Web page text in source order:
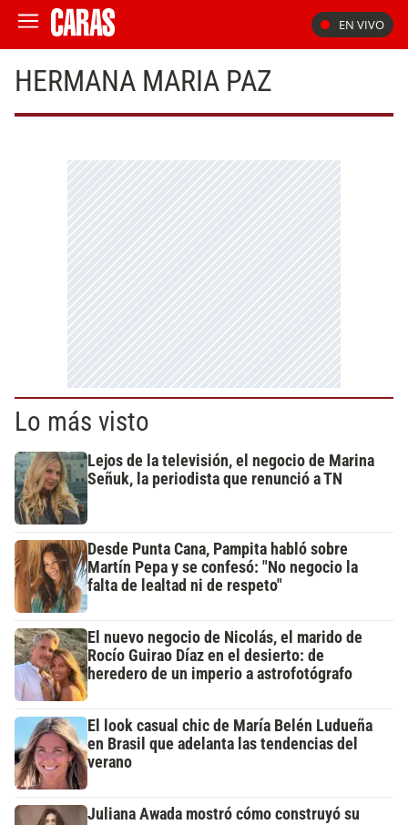
EN VIVO
HERMANA MARIA PAZ
Lo más visto
Lejos de la televisión, el negocio de Marina
Señuk, la periodista que renunció a TN
Desde Punta Cana, Pampita habló sobre
Martín Pepa y se confesó: "No negocio la
falta de lealtad ni de respeto"
El nuevo negocio de Nicolás, el marido de
Rocío Guirao Díaz en el desierto: de
heredero de un imperio a astrofotógrafo
El look casual chic de María Belén Ludueña
en Brasil que adelanta las tendencias del
verano
Juliana Awada mostró cómo construyó su